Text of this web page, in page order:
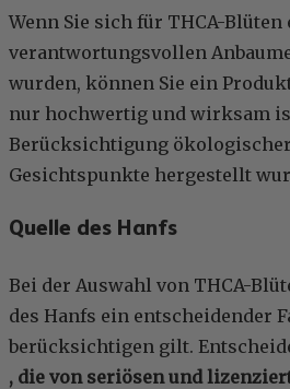
Wenn Sie sich für THCA-
verantwortungsvollen
wurden, können Sie ein
nur hochwertig und wirksam
Berücksichtigung
Gesichtspunkte hergestellt
Quelle des Hanfs
Bei der Auswahl von THCA-
des Hanfs ein entscheidender
berücksichtigen gilt.
, die von seriösen und